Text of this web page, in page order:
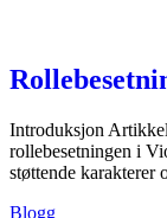
Introduksjon
rollebesetningen i
støttende
Blogg